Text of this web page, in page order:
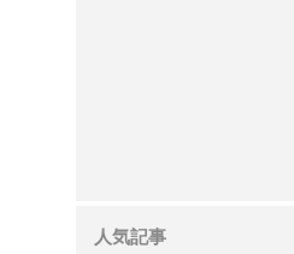
人気記事